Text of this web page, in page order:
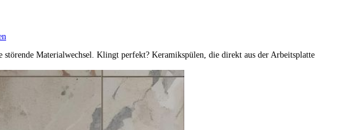
Materialwechsel. Klingt perfekt? Keramikspülen, die direkt aus der Arbeitsplatte